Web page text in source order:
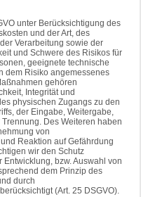
unter Berücksichtigung des
und der Art, des
Verarbeitung sowie der
und Schwere des Risikos für
geeignete technische
dem Risiko angemessenes
gehören
Integrität und
physischen Zugangs zu den
der Eingabe, Weitergabe,
Des Weiteren haben
von
Reaktion auf Gefährdung
wir den Schutz
bzw. Auswahl von
dem Prinzip des
durch
(Art. 25 DSGVO).